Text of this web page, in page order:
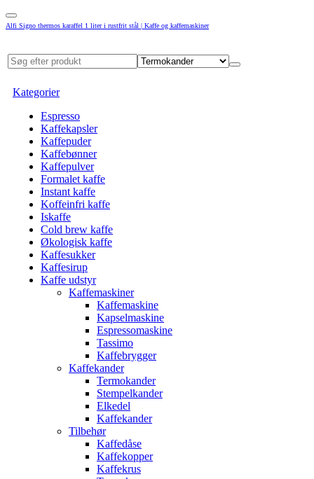
Alfi Signo thermos karaffel 1 liter i rustfrit stål | Kaffe og kaffemaskiner
Kategorier
Espresso
Kaffekapsler
Kaffepuder
Kaffebønner
Kaffepulver
Formalet kaffe
Instant kaffe
Koffeinfri kaffe
Iskaffe
Cold brew kaffe
Økologisk kaffe
Kaffesukker
Kaffesirup
Kaffe udstyr
Kaffemaskiner
Kaffemaskine
Kapselmaskine
Espressomaskine
Tassimo
Kaffebrygger
Kaffekander
Termokander
Stempelkander
Elkedel
Kaffekander
Tilbehør
Kaffedåse
Kaffekopper
Kaffekrus